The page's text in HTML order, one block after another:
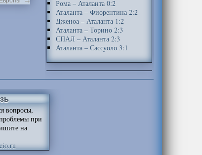
Рома – Аталанта 0:2
Аталанта – Фиорентина 2:2
Дженоа – Аталанта 1:2
Аталанта – Торино 2:3
СПАЛ – Аталанта 2:3
Аталанта – Сассуоло 3:1
вопросы,
при
на